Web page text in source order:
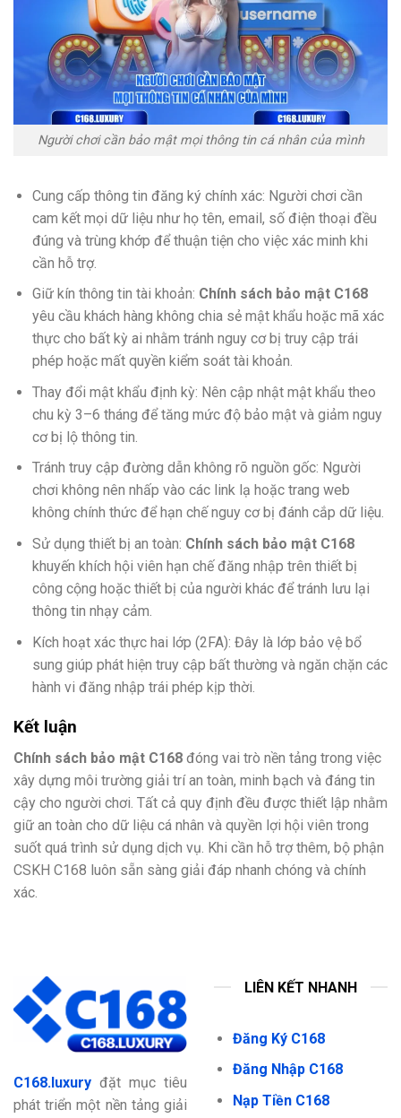
Người chơi cần bảo mật mọi thông tin cá nhân của mình
Cung cấp thông tin đăng ký chính xác: Người chơi cần
cam kết mọi dữ liệu như họ tên, email, số điện thoại đều
đúng và trùng khớp để thuận tiện cho việc xác minh khi
cần hỗ trợ.
Giữ kín thông tin tài khoản: Chính sách bảo mật C168
yêu cầu khách hàng không chia sẻ mật khẩu hoặc mã xác
thực cho bất kỳ ai nhằm tránh nguy cơ bị truy cập trái
phép hoặc mất quyền kiểm soát tài khoản.
Thay đổi mật khẩu định kỳ: Nên cập nhật mật khẩu theo
chu kỳ 3–6 tháng để tăng mức độ bảo mật và giảm nguy
cơ bị lộ thông tin.
Tránh truy cập đường dẫn không rõ nguồn gốc: Người
chơi không nên nhấp vào các link lạ hoặc trang web
không chính thức để hạn chế nguy cơ bị đánh cắp dữ liệu.
Sử dụng thiết bị an toàn: Chính sách bảo mật C168
khuyến khích hội viên hạn chế đăng nhập trên thiết bị
công cộng hoặc thiết bị của người khác để tránh lưu lại
thông tin nhạy cảm.
Kích hoạt xác thực hai lớp (2FA): Đây là lớp bảo vệ bổ
sung giúp phát hiện truy cập bất thường và ngăn chặn các
hành vi đăng nhập trái phép kịp thời.
Kết luận
Chính sách bảo mật C168 đóng vai trò nền tảng trong việc
xây dựng môi trường giải trí an toàn, minh bạch và đáng tin
cậy cho người chơi. Tất cả quy định đều được thiết lập nhằm
giữ an toàn cho dữ liệu cá nhân và quyền lợi hội viên trong
suốt quá trình sử dụng dịch vụ. Khi cần hỗ trợ thêm, bộ phận
CSKH C168 luôn sẵn sàng giải đáp nhanh chóng và chính
xác.
C168.luxury đặt mục tiêu
phát triển một nền tảng giải
LIÊN KẾT NHANH
Đăng Ký C168
Đăng Nhập C168
Nạp Tiền C168